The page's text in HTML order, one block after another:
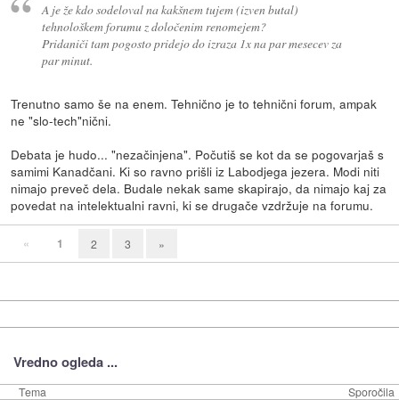
A je že kdo sodeloval na kakšnem tujem (izven butal)
tehnološkem forumu z določenim renomejem?
Pridaniči tam pogosto pridejo do izraza 1x na par mesecev za
par minut.
Trenutno samo še na enem. Tehnično je to tehnični forum, ampak
ne "slo-tech"nični.
Debata je hudo... "nezačinjena". Počutiš se kot da se pogovarjaš s
samimi Kanadčani. Ki so ravno prišli iz Labodjega jezera. Modi niti
nimajo preveč dela. Budale nekak same skapirajo, da nimajo kaj za
povedat na intelektualni ravni, ki se drugače vzdržuje na forumu.
« 1 2 3 »
Vredno ogleda ...
Tema Sporočila